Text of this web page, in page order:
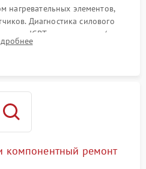
нагревательных элементов,
Диагностика силового
и IGBT-транзисторов (для
и газ-контроля (для газовых
компонентный ремонт